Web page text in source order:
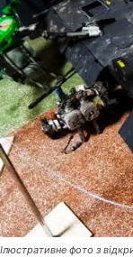
Ілюстративне фото з